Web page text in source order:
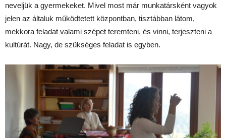
neveljük a gyermekeket. Mivel most már munkatársként vagyok
jelen az általuk működtetett központban, tisztábban látom,
mekkora feladat valami szépet teremteni, és vinni, terjeszteni a
kultúrát. Nagy, de szükséges feladat is egyben.